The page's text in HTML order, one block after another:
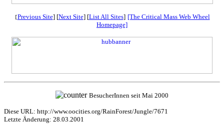
[Previous Site] [Next Site] [List All Sites] [The Critical Mass Web Wheel
Homepage]
BesucherInnen seit Mai 2000
Diese URL: http://www.oocities.org/RainForest/Jungle/7671
Letzte Änderung: 28.03.2001